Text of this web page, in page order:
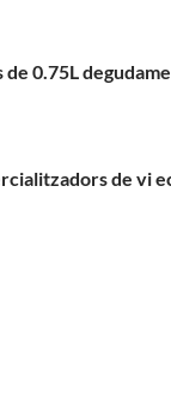
0.75L
de vi